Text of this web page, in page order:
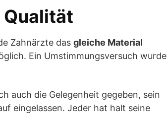
Zahnärzte das gleiche Material
Ein Umstimmungsversuch wurde
auch die Gelegenheit gegeben, sein
eingelassen. Jeder hat halt seine